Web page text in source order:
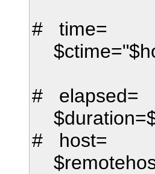
# time=
# elapsed=
# host=